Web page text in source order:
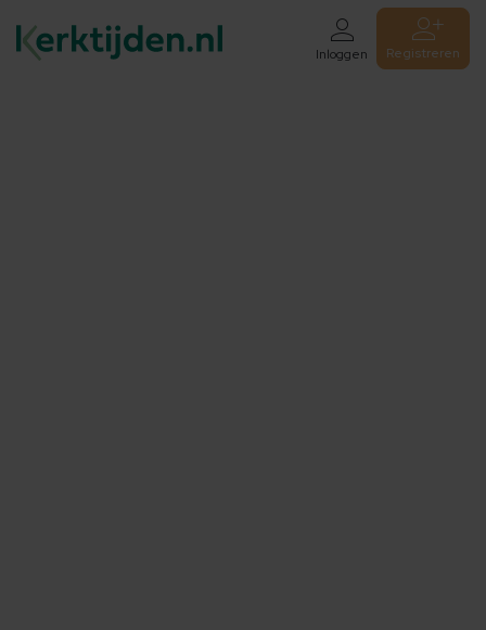
Inloggen Registreren